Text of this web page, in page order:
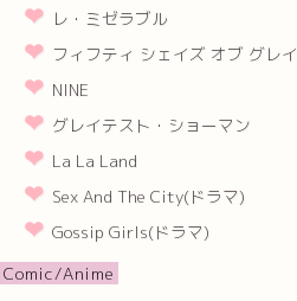
レ・ミゼラブル
フィフティ シェイズ オブ グレイ
NINE
グレイテスト・ショーマン
La La Land
Sex And The City(ドラマ)
Gossip Girls(ドラマ)
Comic/Anime